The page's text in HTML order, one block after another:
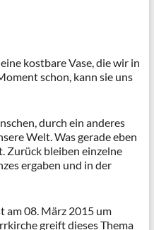
kostbare Vase, die wir in
schon, kann sie uns
durch ein anderes
Welt. Was gerade eben
Zurück bleiben einzelne
ergaben und in der
08. März 2015 um
greift dieses Thema